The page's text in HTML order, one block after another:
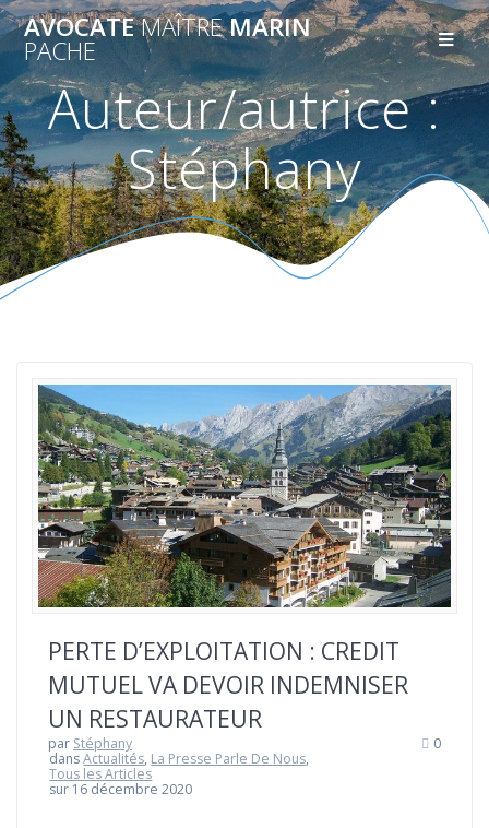
AVOCATEMAÎTREMARIN
PACHE
Auteur/autrice :
Stéphany
PERTE D’EXPLOITATION : CREDIT
MUTUEL VA DEVOIR INDEMNISER
UN RESTAURATEUR
par Stéphany
dansActualités, La Presse Parle De Nous,
Tous les Articles
sur 16 décembre 2020
0